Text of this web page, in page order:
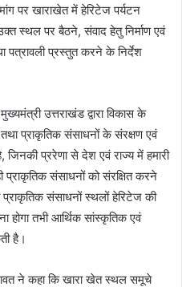
मांग पर खाराखेत में हेरिटेज पर्यटन
स्थल पर बैठने, संवाद हेतु निर्माण एवं
पत्रावली प्रस्तुत करने के निर्देश
उत्तराखंड द्वारा विकास के
प्राकृतिक संसाधनों के संरक्षण एवं
जिनकी प्ररेणा से देश एवं राज्य में हमारी
प्राकृतिक संसाधनों को संरक्षित करने
प्राकृतिक संसाधनों स्थलों हेरिटेज की
तभी आर्थिक सांस्कृतिक एवं
है।
ने कहा कि खारा खेत स्थल समूचे